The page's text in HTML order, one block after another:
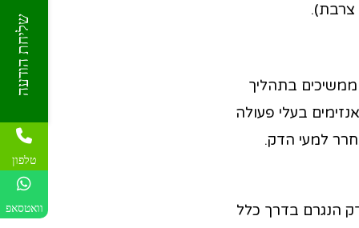
צרבת).
ממשיכים בתהליך
בעלי פעולה
למעי הדק.
הנגרם בדרך כלל
שליחת הודעה
טלפון
וואטסאפ